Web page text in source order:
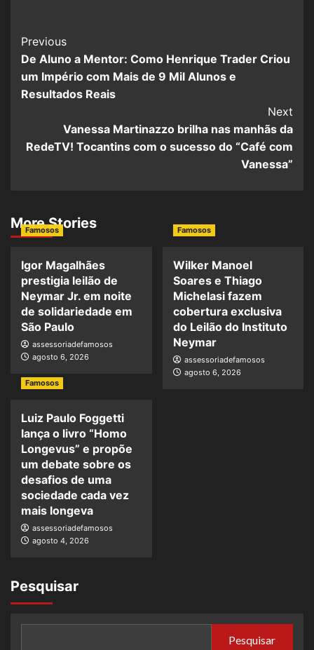
Post
Navigation
Previous
De Aluno a Mentor: Como Henrique Trader Criou
um Império com Mais de 9 Mil Alunos e
Resultados Reais
Next
Vanessa Martinazzo brilha nas manhãs da
RedeTV! Tocantins com o sucesso do “Café com
Vanessa”
More Stories
Famosos
Igor Magalhães
prestigia leilão de
Neymar Jr. em noite
de solidariedade em
São Paulo
assessoriadefamosos
agosto 6, 2026
Famosos
Wilker Manoel
Soares e Thiago
Michelasi fazem
cobertura exclusiva
do Leilão do Instituto
Neymar
assessoriadefamosos
agosto 6, 2026
Famosos
Luiz Paulo Foggetti
lança o livro “Homo
Longevus” e propõe
um debate sobre os
desafios de uma
sociedade cada vez
mais longeva
assessoriadefamosos
agosto 4, 2026
Pesquisar
Pesquisar